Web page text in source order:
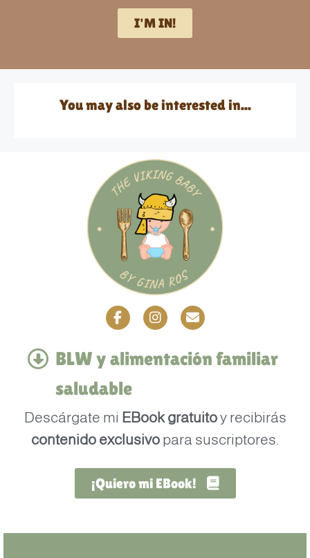
I'M IN!
You may also be interested in...
BLW y alimentación familiar
saludable
Descárgate mi EBook gratuitoy recibirás
contenido exclusivo para suscriptores.
¡Quiero mi EBook!